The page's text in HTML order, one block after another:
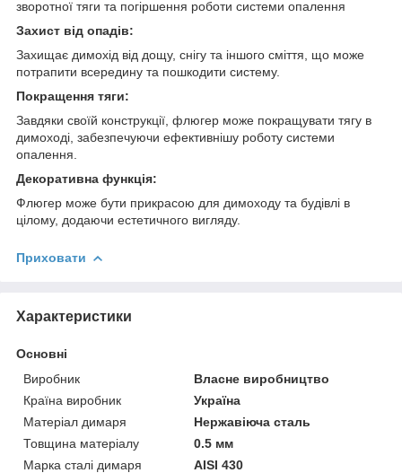
зворотної тяги та погіршення роботи системи опалення
Захист від опадів:
Захищає димохід від дощу, снігу та іншого сміття, що може
потрапити всередину та пошкодити систему.
Покращення тяги:
Завдяки своїй конструкції, флюгер може покращувати тягу в
димоході, забезпечуючи ефективнішу роботу системи
опалення.
Декоративна функція:
Флюгер може бути прикрасою для димоходу та будівлі в
цілому, додаючи естетичного вигляду.
Приховати
Характеристики
Основні
Виробник
Власне виробництво
Країна виробник
Україна
Матеріал димаря
Нержавіюча сталь
Товщина матеріалу
0.5 мм
Марка сталі димаря
AISI 430